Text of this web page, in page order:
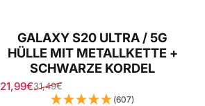
GALAXY S20 ULTRA / 5G
HÜLLE MIT METALLKETTE +
SCHWARZE KORDEL
Sale price
21,99€
Regular price
31,49€
(607)